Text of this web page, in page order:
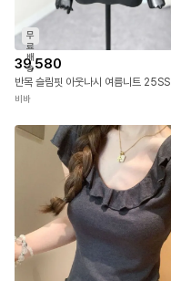
무
료
배
송
39,580
반목 슬림핏 아웃나시 여름니트 25SS
비바